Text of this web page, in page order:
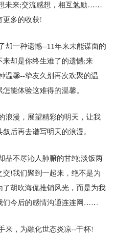
未来;交流感想，相互勉励……
更多的收获!
却一种遗憾--11年来未能谋面的
却是你终生难了的遗憾;来
温馨--挚友久别再次欢聚的温
能体验这难得的温馨。
浪漫，展望精彩的明天，让我
后再去谱写明天的浪漫。
品不尽沁人肺腑的甘纯;淡饭两
!我们聚到一起来，绝不是为
胡吹海侃推销风光，而是为我
们今后的感情沟通连连网……
来，为融化世态炎凉--干杯!